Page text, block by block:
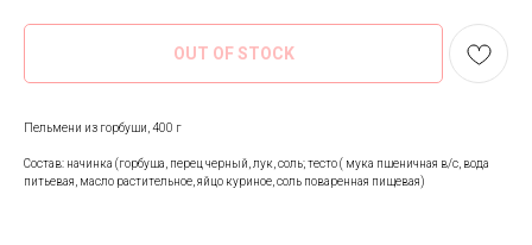
OUT OF STOCK
Пельмени из горбуши, 400 г
Состав: начинка (горбуша, перец черный, лук, соль; тесто ( мука пшеничная в/с, вода
питьевая, масло растительное, яйцо куриное, соль поваренная пищевая)